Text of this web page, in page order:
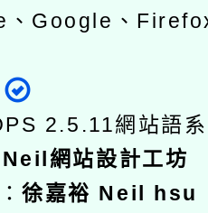
、Google、
2.5.11網站語
Neil網站設計工坊
徐嘉裕 Neil hsu